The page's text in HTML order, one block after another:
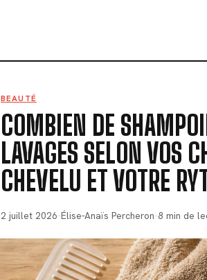
BEAUTÉ
COMBIEN DE
LAVAGES SELON VOS
CHEVELU ET VOTRE
2 juillet 2026·Élise-Anaïs Percheron·8 min de